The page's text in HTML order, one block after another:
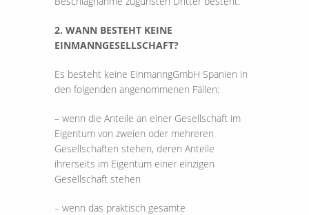
2. WANN BESTEHT KEINE
EINMANNGESELLSCHAFT?
Es besteht keine EinmanngGmbH Spanien in
den folgenden angenommenen Fällen:
– wenn die Anteile an einer Gesellschaft im
Eigentum von zweien oder mehreren
Gesellschaften stehen, deren Anteile
ihrerseits im Eigentum einer einzigen
Gesellschaft stehen
– wenn das praktisch gesamte